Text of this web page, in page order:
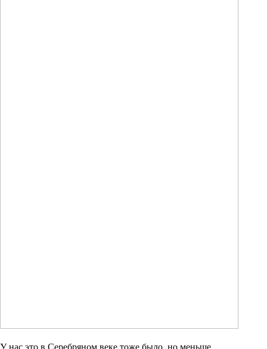
У нас это в Серебряном веке тоже было, но меньше